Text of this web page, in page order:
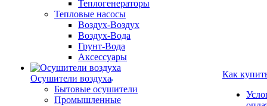
Теплогенераторы
Тепловые насосы
Воздух-Воздух
Воздух-Вода
Грунт-Вода
Аксессуары
Осушители воздуха
Бытовые осушители
Промышленные
Как